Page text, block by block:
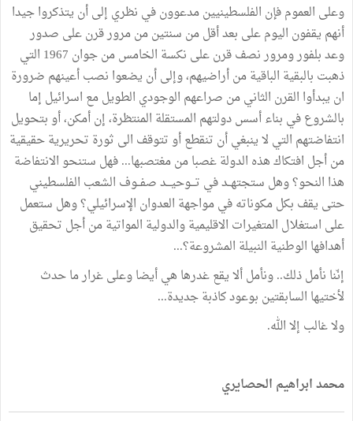
وعلى العمومفإن الفلسطينيينمدعوونفي نظري إلىأن يتذكرواجيدا
أنهم يقفون اليومعلى بعدأقلمن سنتينمنمرورقرنعلى صدور
وعدبلفورومرورنصفقرنعلى نكسة الخامسمنجوان 1967 التي
ذهبت بالبقية الباقيةمنأراضيهم،وإلىأن يضعوا نصبأعينهم ضرورة
ان يبدأوا القرن الثانيمن صراعهم الوجودي الطويلمع اسرائيل إما
بالشروعفي بناءأسسدولتهم المستقلة المنتظرة،إنأمكن،أوبتحويل
انتفاضتهم التي لاينبغيأن تنقطعأوتتوقف الى ثورة تحريريةحقيقية
منأجل افتكاكهذه الدولةغصبامنمغتصبها...فهل ستنحوالانتفاضة
هذا النحو؟وهل ستجتهــدفي تـــوحيـــدصفــوف الشعب الفلسطيني
حتى يقف بكلمكوناتهفيمواجهة العدوان الإسرائيلي؟وهل ستعمل
على استغلال المتغيرات الاقليميةوالدولية المواتيةمنأجل تحقيق
أهدافها الوطنية النبيلة المشروعة؟...
إنّنا نأملذلك..ونأملألايقعغدرها هيأيضاوعلىغرارماحدث
لأختيها السابقتين بوعودكاذبةجديدة...
ولاغالب إلاالله.
محمدابراهيم الحصايري